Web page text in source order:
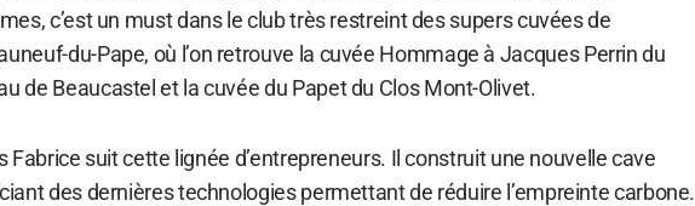
c’est un must dans le club très restreint des supers cuvées de
du-Pape, où l’on retrouve la cuvée Hommage à Jacques Perrin du
de Beaucastel et la cuvée du Papet du Clos Mont-Olivet.
Fabrice suit cette lignée d’entrepreneurs. Il construit une nouvelle cave
des dernières technologies permettant de réduire l’empreinte carbone.